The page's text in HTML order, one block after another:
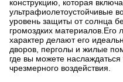
конструкцию, которая
ультрафиолетоустойчивые
уровень защиты от солнца
громоздких материалов.Его
характер делают его
дворов, перголы и жилые
где вы можете
чрезмерного воздействия.